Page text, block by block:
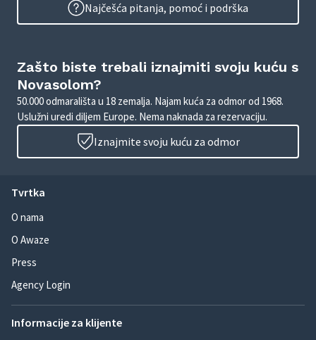
Najčešća pitanja, pomoć i podrška
Zašto biste trebali iznajmiti svoju kuću s
Novasolom?
50.000 odmarališta u 18 zemalja. Najam kuća za odmor od 1968.
Uslužni uredi diljem Europe. Nema naknada za rezervaciju.
Iznajmite svoju kuću za odmor
Tvrtka
O nama
O Awaze
Press
Agency Login
Informacije za klijente